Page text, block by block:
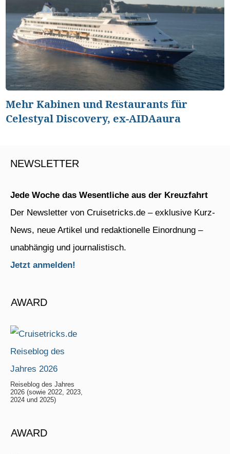
Mehr Kabinen und Restaurants für
Celestyal Discovery, ex-AIDAaura
NEWSLETTER
Jede Woche das Wesentliche aus der Kreuzfahrt
Der Newsletter von Cruisetricks.de – exklusive Kurz-
News, neue Artikel und redaktionelle Einordnung –
unabhängig und journalistisch.
Jetzt anmelden!
AWARD
Reiseblog des Jahres
2026 (sowie 2022, 2023,
2024 und 2025)
AWARD